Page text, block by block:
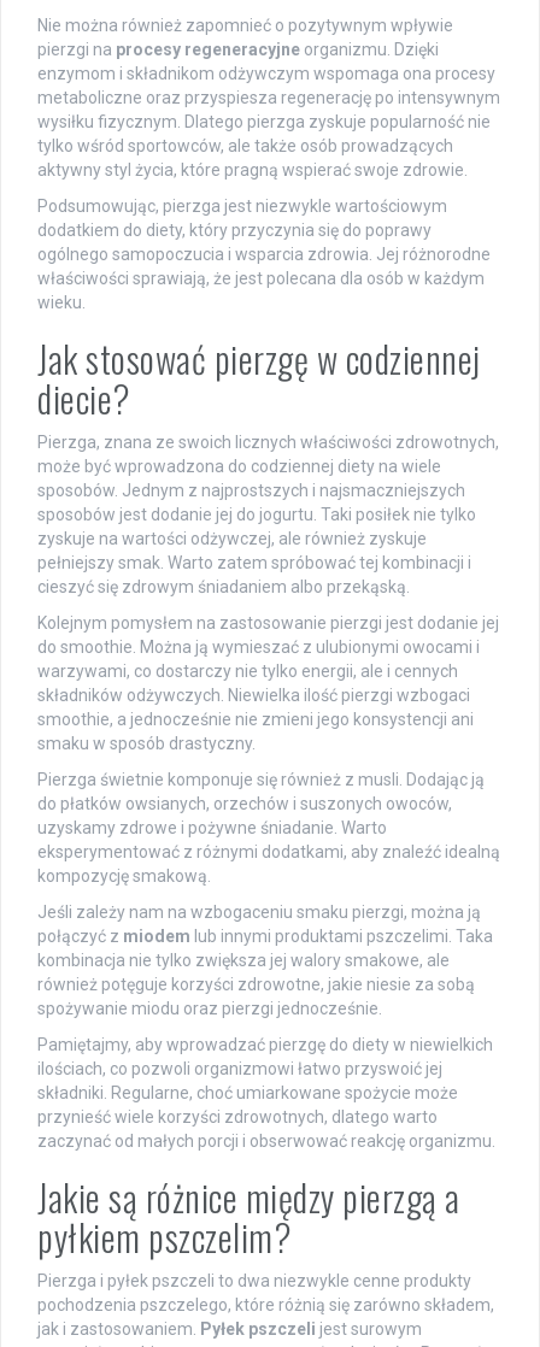
Nie można również zapomnieć o pozytywnym wpływie
pierzgi na procesy regeneracyjne organizmu. Dzięki
enzymom i składnikom odżywczym wspomaga ona procesy
metaboliczne oraz przyspiesza regenerację po intensywnym
wysiłku fizycznym. Dlatego pierzga zyskuje popularność nie
tylko wśród sportowców, ale także osób prowadzących
aktywny styl życia, które pragną wspierać swoje zdrowie.
Podsumowując, pierzga jest niezwykle wartościowym
dodatkiem do diety, który przyczynia się do poprawy
ogólnego samopoczucia i wsparcia zdrowia. Jej różnorodne
właściwości sprawiają, że jest polecana dla osób w każdym
wieku.
Jak stosować pierzgę w codziennej
diecie?
Pierzga, znana ze swoich licznych właściwości zdrowotnych,
może być wprowadzona do codziennej diety na wiele
sposobów. Jednym z najprostszych i najsmaczniejszych
sposobów jest dodanie jej do jogurtu. Taki posiłek nie tylko
zyskuje na wartości odżywczej, ale również zyskuje
pełniejszy smak. Warto zatem spróbować tej kombinacji i
cieszyć się zdrowym śniadaniem albo przekąską.
Kolejnym pomysłem na zastosowanie pierzgi jest dodanie jej
do smoothie. Można ją wymieszać z ulubionymi owocami i
warzywami, co dostarczy nie tylko energii, ale i cennych
składników odżywczych. Niewielka ilość pierzgi wzbogaci
smoothie, a jednocześnie nie zmieni jego konsystencji ani
smaku w sposób drastyczny.
Pierzga świetnie komponuje się również z musli. Dodając ją
do płatków owsianych, orzechów i suszonych owoców,
uzyskamy zdrowe i pożywne śniadanie. Warto
eksperymentować z różnymi dodatkami, aby znaleźć idealną
kompozycję smakową.
Jeśli zależy nam na wzbogaceniu smaku pierzgi, można ją
połączyć z miodem lub innymi produktami pszczelimi. Taka
kombinacja nie tylko zwiększa jej walory smakowe, ale
również potęguje korzyści zdrowotne, jakie niesie za sobą
spożywanie miodu oraz pierzgi jednocześnie.
Pamiętajmy, aby wprowadzać pierzgę do diety w niewielkich
ilościach, co pozwoli organizmowi łatwo przyswoić jej
składniki. Regularne, choć umiarkowane spożycie może
przynieść wiele korzyści zdrowotnych, dlatego warto
zaczynać od małych porcji i obserwować reakcję organizmu.
Jakie są różnice między pierzgą a
pyłkiem pszczelim?
Pierzga i pyłek pszczeli to dwa niezwykle cenne produkty
pochodzenia pszczelego, które różnią się zarówno składem,
jak i zastosowaniem.
Pyłek pszczeli jest surowym